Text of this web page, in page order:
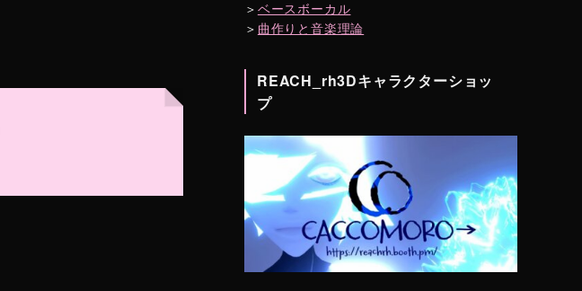
＞ ベースボーカル
＞ 曲作りと音楽理論
REACH_rh3Dキャラクターショッ
プ